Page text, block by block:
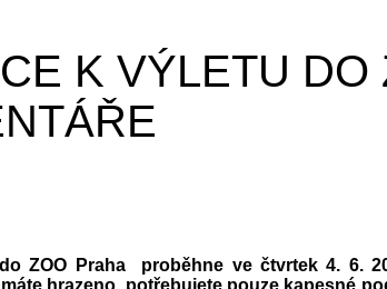
K VÝLETU DO
ZOO Praha proběhne ve čtvrtek 4. 6.
hrazeno, potřebujete pouze kapesné